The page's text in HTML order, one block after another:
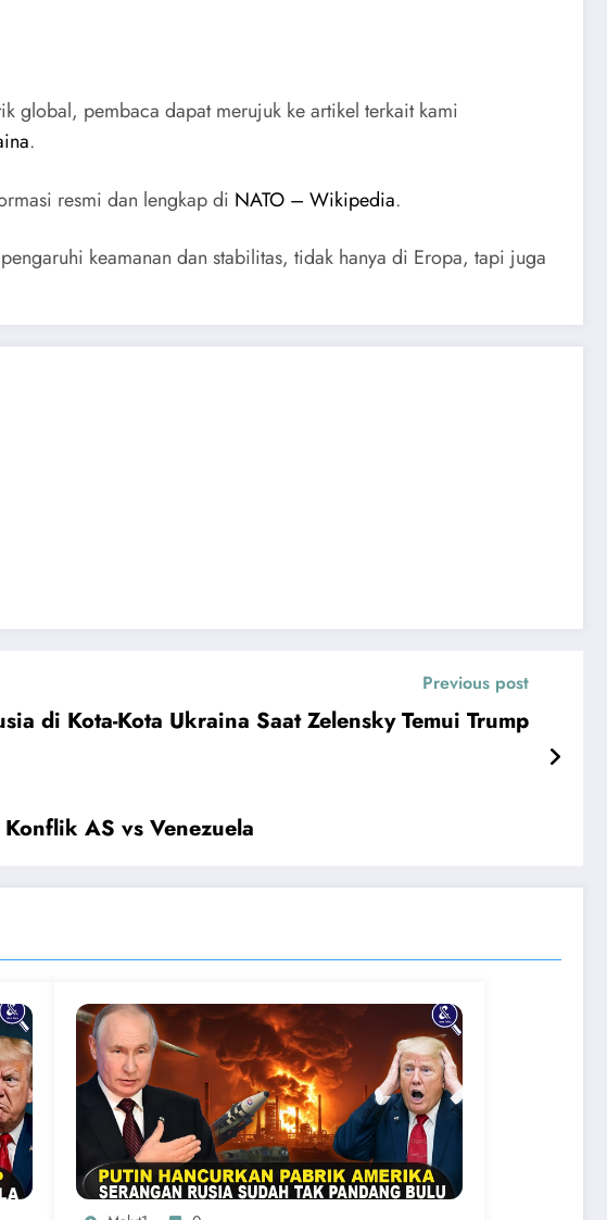
global, pembaca dapat merujuk ke artikel terkait kami
.
resmi dan lengkap di NATO – Wikipedia.
keamanan dan stabilitas, tidak hanya di Eropa, tapi juga
Previous post
di Kota-Kota Ukraina Saat Zelensky Temui Trump
AS vs Venezuela